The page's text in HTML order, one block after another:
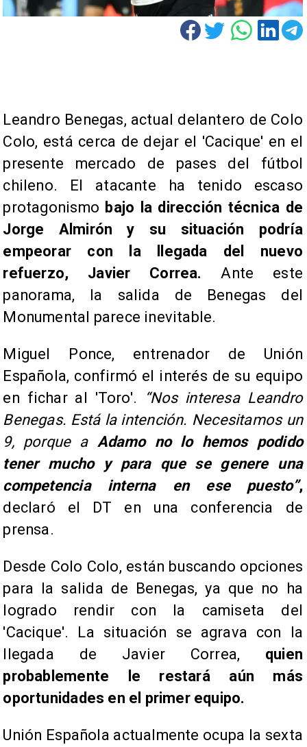
Leandro Benegas, actual delantero de Colo
Colo, está cerca de dejar el 'Cacique' en el
presente mercado de pases del fútbol
chileno. El atacante ha tenido escaso
protagonismo bajo la dirección técnica de
Jorge Almirón y su situación podría
empeorar con la llegada del nuevo
refuerzo, Javier Correa.Ante este
panorama, la salida de Benegas del
Monumental parece inevitable.
Miguel Ponce, entrenador de Unión
Española, confirmó el interés de su equipo
en fichar al 'Toro'. “Nos interesa Leandro
Benegas. Está la intención. Necesitamos un
9, porque aAdamo no lo hemos podido
tener mucho y para que se genere una
competencia interna en ese puesto”,
declaró el DT en una conferencia de
prensa.
Desde Colo Colo, están buscando opciones
para la salida de Benegas, ya que no ha
logrado rendir con la camiseta del
'Cacique'. La situación se agrava con la
llegada de Javier Correa, quien
probablemente le restará aún más
oportunidades en el primer equipo.
Unión Española actualmente ocupa la sexta